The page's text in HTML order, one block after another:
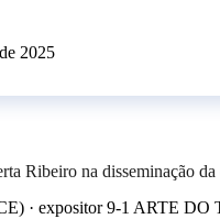
2025
Ribeiro na disseminação
· expositor 9-1 ARTE